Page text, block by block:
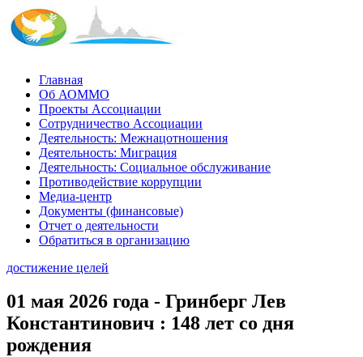
Главная
Об АОММО
Проекты Ассоциации
Сотрудничество Ассоциации
Деятельность: Межнацотношения
Деятельность: Миграция
Деятельность: Социальное обслуживание
Противодействие коррупции
Медиа-центр
Документы (финансовые)
Отчет о деятельности
Обратиться в организацию
достижение целей
01 мая 2026 года - Гринберг Лев
Константинович : 148 лет со дня
рождения